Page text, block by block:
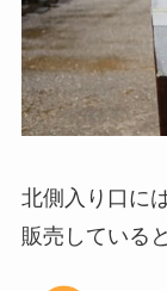
北側入り口に
販売している